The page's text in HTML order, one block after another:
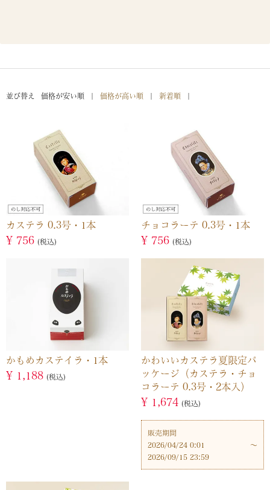
並び替え 価格が安い順 価格が高い順 新着順
カステラ 0.3号・1本
¥ 756 税込
チョコラーテ 0.3号・1本
¥ 756 税込
かもめカステイラ・1本
¥ 1,188 税込
かわいいカステラ夏限定パ
ッケージ（カステラ・チョ
コラーテ 0.3号・2本入）
¥ 1,674 税込
販売期間
2026/04/24 0:01
〜
2026/09/15 23:59